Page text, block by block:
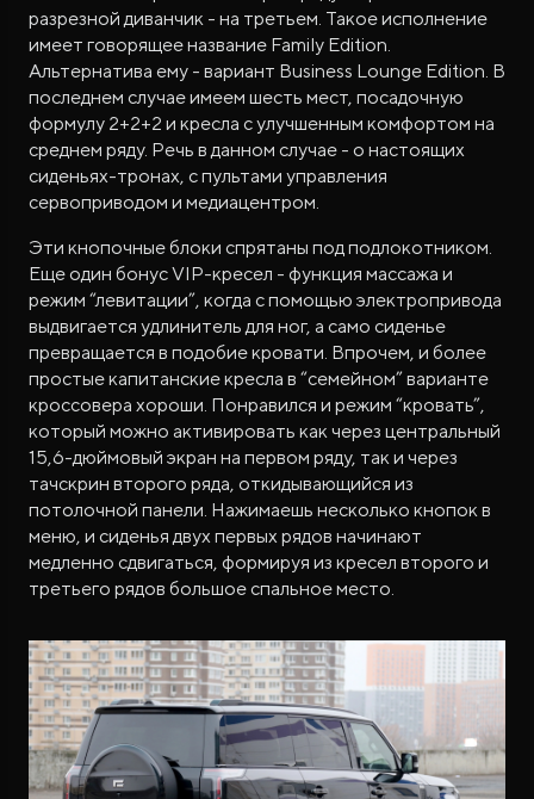
разрезной диванчик - на третьем. Такое исполнение
имеет говорящее название Family Edition.
Альтернатива ему - вариант Business Lounge Edition. В
последнем случае имеем шесть мест, посадочную
формулу 2+2+2 и кресла с улучшенным комфортом на
среднем ряду. Речь в данном случае - о настоящих
сиденьях-тронах, с пультами управления
сервоприводом и медиацентром.
Эти кнопочные блоки спрятаны под подлокотником.
Еще один бонус VIP-кресел - функция массажа и
режим “левитации”, когда с помощью электропривода
выдвигается удлинитель для ног, а само сиденье
превращается в подобие кровати. Впрочем, и более
простые капитанские кресла в “семейном” варианте
кроссовера хороши. Понравился и режим “кровать”,
который можно активировать как через центральный
15,6-дюймовый экран на первом ряду, так и через
тачскрин второго ряда, откидывающийся из
потолочной панели. Нажимаешь несколько кнопок в
меню, и сиденья двух первых рядов начинают
медленно сдвигаться, формируя из кресел второго и
третьего рядов большое спальное место.